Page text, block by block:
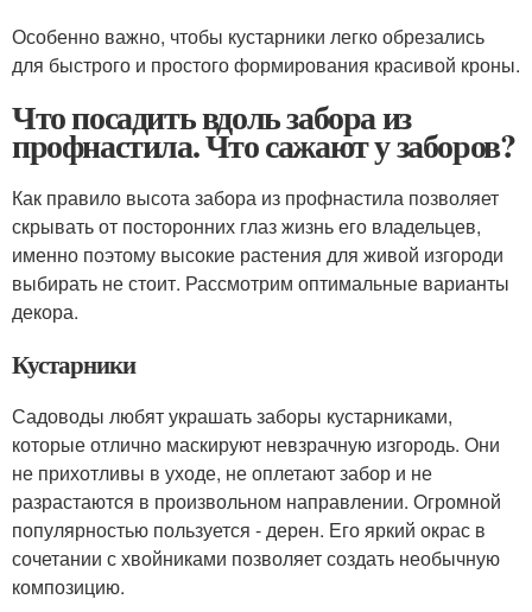
Особенно важно, чтобы кустарники легко обрезались
для быстрого и простого формирования красивой кроны.
Что посадить вдоль забора из
профнастила. Что сажают у заборов?
Как правило высота забора из профнастила позволяет
скрывать от посторонних глаз жизнь его владельцев,
именно поэтому высокие растения для живой изгороди
выбирать не стоит. Рассмотрим оптимальные варианты
декора.
Кустарники
Садоводы любят украшать заборы кустарниками,
которые отлично маскируют невзрачную изгородь. Они
не прихотливы в уходе, не оплетают забор и не
разрастаются в произвольном направлении. Огромной
популярностью пользуется - дерен. Его яркий окрас в
сочетании с хвойниками позволяет создать необычную
композицию.